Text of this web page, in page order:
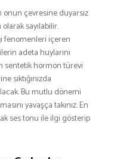
çevresine duyarsız
sayılabilir.
fenomenleri içeren
adeta huylarını
sentetik hormon türevi
sıktığınızda
Bu mutlu dönemi
yavaşça takınız. En
ses tonu ile ilgi gösterip